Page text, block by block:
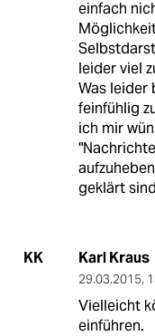
einfach
leider viel
Was leider
feinfühlig
ich mir
geklärt
KK Karl Kraus
29.03.2015,
Vielleicht
einführen.